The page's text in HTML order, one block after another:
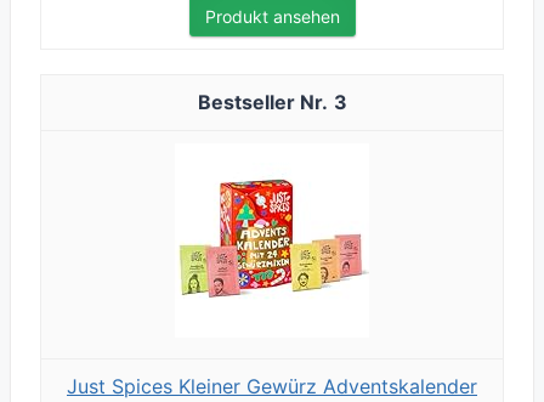
Produkt ansehen
3
Just Spices Kleiner Gewürz Adventskalender